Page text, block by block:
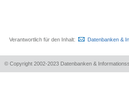
Verantwortlich für den Inhalt: Datenbanken &
© Copyright 2002-2023 Datenbanken &